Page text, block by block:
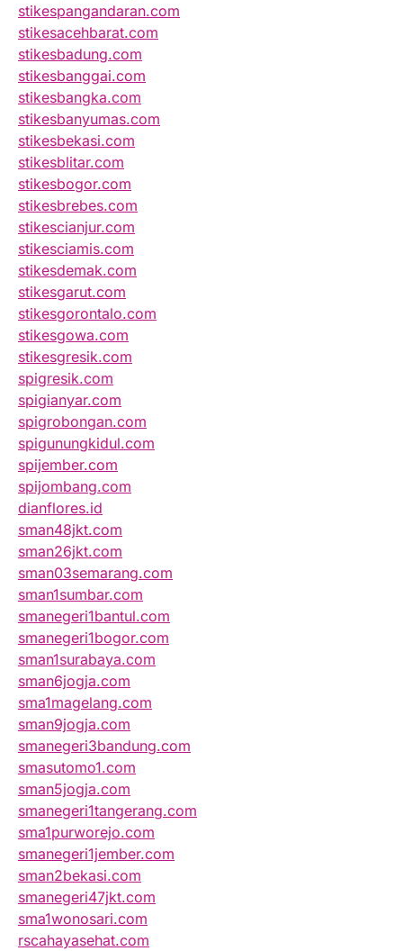
stikespangandaran.com
stikesacehbarat.com
stikesbadung.com
stikesbanggai.com
stikesbangka.com
stikesbanyumas.com
stikesbekasi.com
stikesblitar.com
stikesbogor.com
stikesbrebes.com
stikescianjur.com
stikesciamis.com
stikesdemak.com
stikesgarut.com
stikesgorontalo.com
stikesgowa.com
stikesgresik.com
spigresik.com
spigianyar.com
spigrobongan.com
spigunungkidul.com
spijember.com
spijombang.com
dianflores.id
sman48jkt.com
sman26jkt.com
sman03semarang.com
sman1sumbar.com
smanegeri1bantul.com
smanegeri1bogor.com
sman1surabaya.com
sman6jogja.com
sma1magelang.com
sman9jogja.com
smanegeri3bandung.com
smasutomo1.com
sman5jogja.com
smanegeri1tangerang.com
sma1purworejo.com
smanegeri1jember.com
sman2bekasi.com
smanegeri47jkt.com
sma1wonosari.com
rscahayasehat.com